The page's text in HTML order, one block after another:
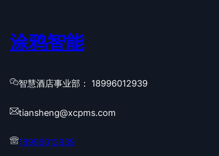
涂鸦智能
智慧酒店事业部： 18996012939
tiansheng@xcpms.com
18996012939